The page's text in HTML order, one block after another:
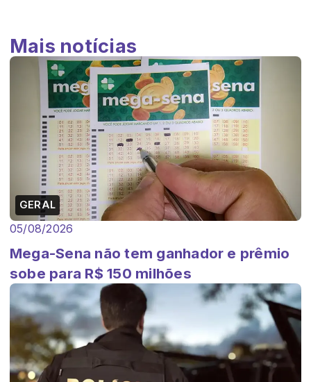
Mais notícias
GERAL
05/08/2026
Mega-Sena não tem ganhador e prêmio
sobe para R$ 150 milhões